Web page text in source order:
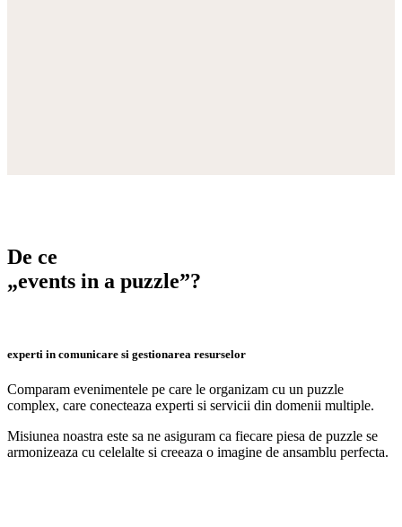
De ce
„events in a puzzle”?
experti in comunicare si gestionarea resurselor
Comparam evenimentele pe care le organizam cu un puzzle
complex, care conecteaza experti si servicii din domenii multiple.
Misiunea noastra este sa ne asiguram ca fiecare piesa de puzzle se
armonizeaza cu celelalte si creeaza o imagine de ansamblu perfecta.